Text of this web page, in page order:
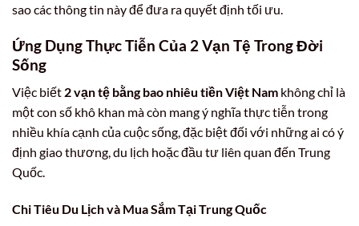
sao các thông tin này để đưa ra quyết định tối ưu.
Ứng Dụng Thực Tiễn Của 2 Vạn Tệ Trong Đời
Sống
Việc biết 2 vạn tệ bằng bao nhiêu tiền Việt Nam không chỉ là
một con số khô khan mà còn mang ý nghĩa thực tiễn trong
nhiều khía cạnh của cuộc sống, đặc biệt đối với những ai có ý
định giao thương, du lịch hoặc đầu tư liên quan đến Trung
Quốc.
Chi Tiêu Du Lịch và Mua Sắm Tại Trung Quốc